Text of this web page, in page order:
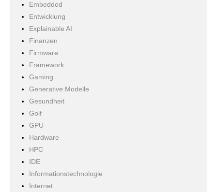
Embedded
Entwicklung
Explainable AI
Finanzen
Firmware
Framework
Gaming
Generative Modelle
Gesundheit
Golf
GPU
Hardware
HPC
IDE
Informationstechnologie
Internet